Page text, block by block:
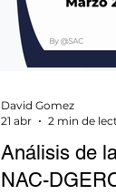
Análisis de
NAC-
David Gomez
21 abr
2 min de